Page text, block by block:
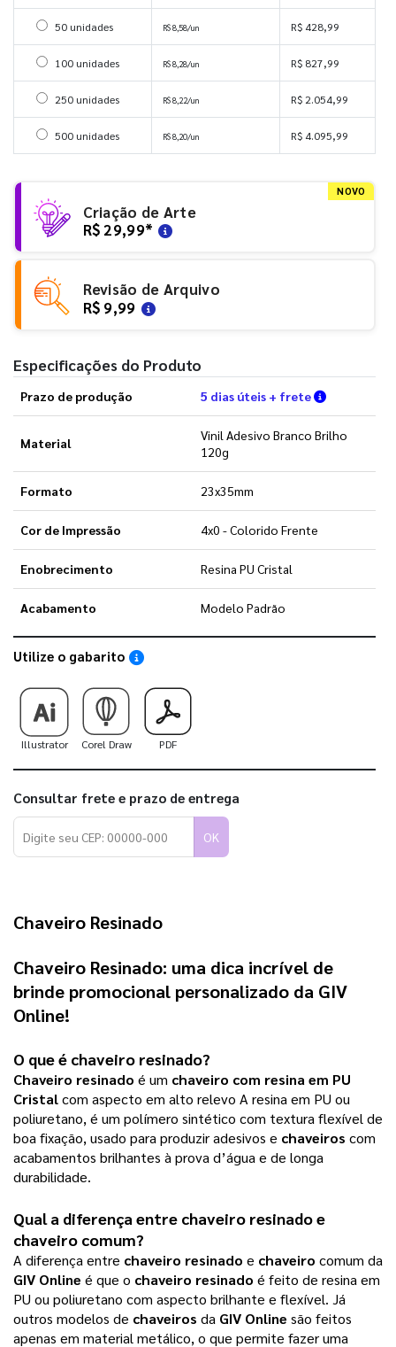
Selecionar 50 unidades
50 unidades R$ 8,58/un R$ 428,99
Selecionar 100 unidades
100 unidades R$ 8,28/un R$ 827,99
Selecionar 250 unidades
250 unidades R$ 8,22/un R$ 2.054,99
Selecionar 500 unidades
500 unidades R$ 8,20/un R$ 4.095,99
NOVO
Criação de Arte
R$ 29,99*
Revisão de Arquivo
R$ 9,99
Especificações do Produto
Prazo de produção 5 dias úteis + frete Verifique
Material
Vinil Adesivo Branco Brilho
120g
Formato 23x35mm
Cor de Impressão 4x0 - Colorido Frente
Enobrecimento Resina PU Cristal
Acabamento Modelo Padrão
Utilize o gabarito Saiba como utilizar os nossos gabaritos
Illustrator Corel Draw PDF
Consultar frete e prazo de entrega
OK
Chaveiro Resinado
Chaveiro Resinado: uma dica incrível de
brinde promocional personalizado da GIV
Online!
O que é chaveiro resinado?
Chaveiro resinado é um chaveiro com resina em PU
Cristalcom aspecto em alto relevo A resina em PU ou
poliuretano, é um polímero sintético com textura flexível de
boa fixação, usado para produzir adesivos e chaveiros com
acabamentos brilhantes à prova d’água e de longa
durabilidade.
Qual a diferença entre chaveiro resinado e
chaveiro comum?
A diferença entre chaveiro resinado e chaveiro comum da
GIV Online é que o chaveiro resinado é feito de resina em
PU ou poliuretano com aspecto brilhante e flexível. Já
outros modelos de chaveiros da GIV Online são feitos
apenas em material metálico, o que permite fazer uma